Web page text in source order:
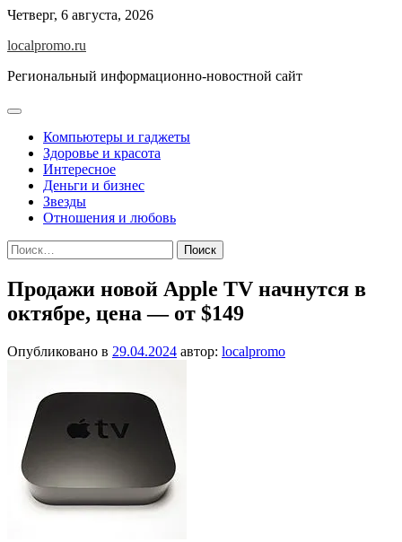
Перейти
содержимому
Четверг, 6 августа, 2026
localpromo.ru
Региональный информационно-новостной сайт
Компьютеры и гаджеты
Здоровье и красота
Интересное
Деньги и бизнес
Звезды
Отношения и любовь
Найти:
Продажи новой Apple TV начнутся в
октябре, цена — от $149
Опубликовано в 29.04.2024 автор: localpromo